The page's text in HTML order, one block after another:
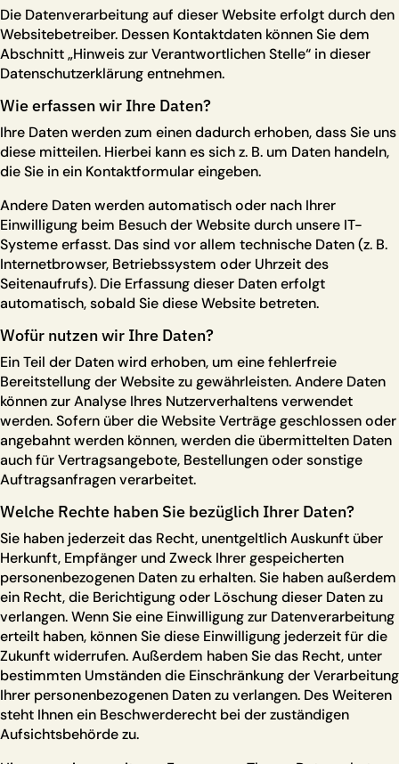
Die Datenverarbeitung auf dieser Website erfolgt durch den
Websitebetreiber. Dessen Kontaktdaten können Sie dem
Abschnitt „Hinweis zur Verantwortlichen Stelle“ in dieser
Datenschutzerklärung entnehmen.
Wie erfassen wir Ihre Daten?
Ihre Daten werden zum einen dadurch erhoben, dass Sie uns
diese mitteilen. Hierbei kann es sich z. B. um Daten handeln,
die Sie in ein Kontaktformular eingeben.
Andere Daten werden automatisch oder nach Ihrer
Einwilligung beim Besuch der Website durch unsere IT-
Systeme erfasst. Das sind vor allem technische Daten (z. B.
Internetbrowser, Betriebssystem oder Uhrzeit des
Seitenaufrufs). Die Erfassung dieser Daten erfolgt
automatisch, sobald Sie diese Website betreten.
Wofür nutzen wir Ihre Daten?
Ein Teil der Daten wird erhoben, um eine fehlerfreie
Bereitstellung der Website zu gewährleisten. Andere Daten
können zur Analyse Ihres Nutzerverhaltens verwendet
werden. Sofern über die Website Verträge geschlossen oder
angebahnt werden können, werden die übermittelten Daten
auch für Vertragsangebote, Bestellungen oder sonstige
Auftragsanfragen verarbeitet.
Welche Rechte haben Sie bezüglich Ihrer Daten?
Sie haben jederzeit das Recht, unentgeltlich Auskunft über
Herkunft, Empfänger und Zweck Ihrer gespeicherten
personenbezogenen Daten zu erhalten. Sie haben außerdem
ein Recht, die Berichtigung oder Löschung dieser Daten zu
verlangen. Wenn Sie eine Einwilligung zur Datenverarbeitung
erteilt haben, können Sie diese Einwilligung jederzeit für die
Zukunft widerrufen. Außerdem haben Sie das Recht, unter
bestimmten Umständen die Einschränkung der Verarbeitung
Ihrer personenbezogenen Daten zu verlangen. Des Weiteren
steht Ihnen ein Beschwerderecht bei der zuständigen
Aufsichtsbehörde zu.